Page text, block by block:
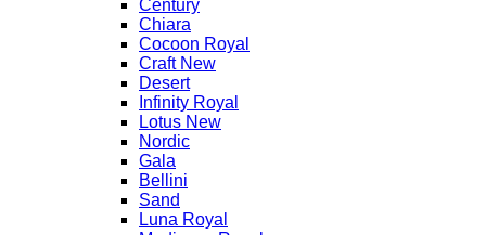
Century
Chiara
Cocoon Royal
Craft New
Desert
Infinity Royal
Lotus New
Nordic
Gala
Bellini
Sand
Luna Royal